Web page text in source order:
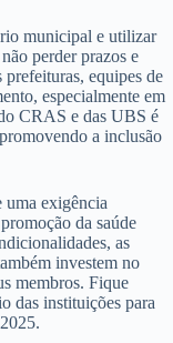
municipal e utilizar
perder prazos e
equipes de
especialmente em
CRAS e das UBS é
a inclusão
uma exigência
da saúde
as
investem no
membros. Fique
das instituições para